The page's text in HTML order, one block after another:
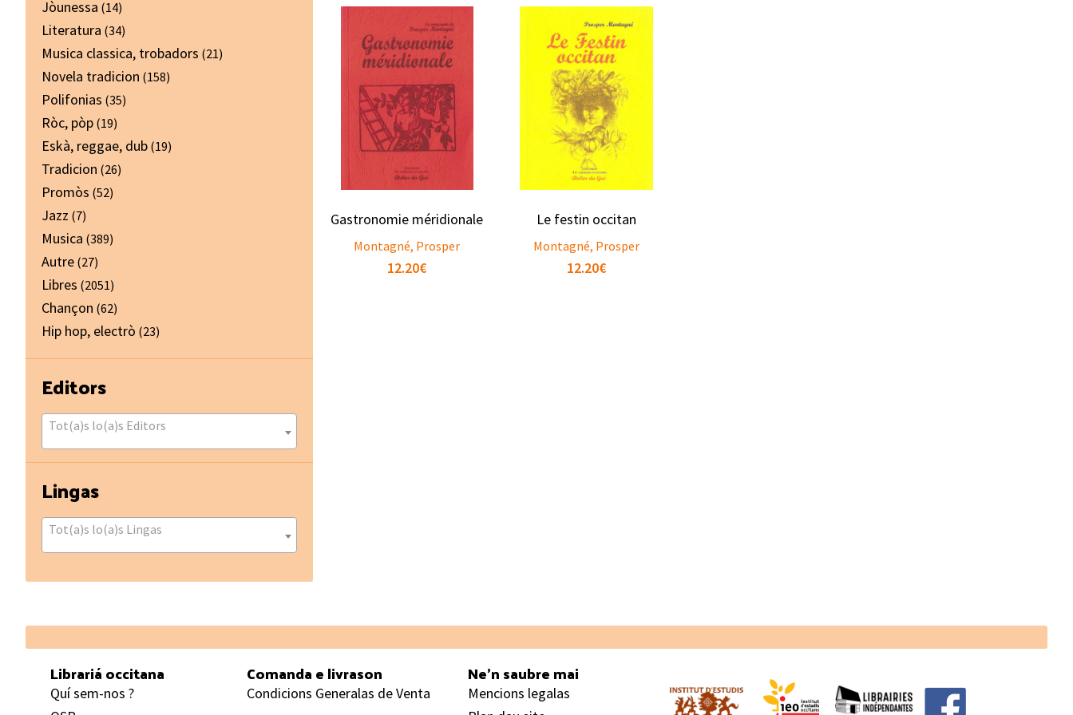
Gastronomie méridionale
Montagné, Prosper
12.20€
Le festin occitan
Montagné, Prosper
12.20€
Jòunessa (14)
Literatura (34)
Musica classica, trobadors (21)
Novela tradicion (158)
Polifonias (35)
Ròc, pòp (19)
Eskà, reggae, dub (19)
Tradicion (26)
Promòs (52)
Jazz (7)
Musica (389)
Autre (27)
Libres (2051)
Chançon (62)
Hip hop, electrò (23)
Editors
Tot(a)s lo(a)s Editors
Lingas
Tot(a)s lo(a)s Lingas
Footer
Librariá occitana
Quí sem-nos ?
Comanda e livrason
Condicions Generalas de Venta
Ne’n saubre mai
Mencions legalas